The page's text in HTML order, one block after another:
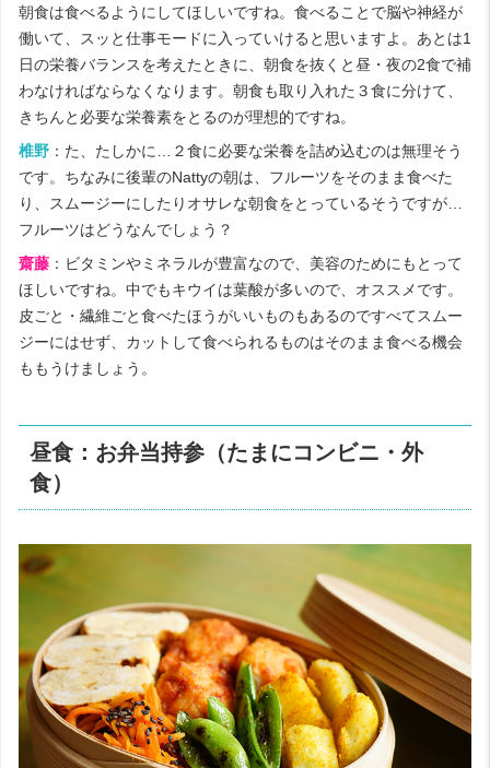
朝食は食べるようにしてほしいですね。食べることで脳や神経が
働いて、スッと仕事モードに入っていけると思いますよ。あとは1
日の栄養バランスを考えたときに、朝食を抜くと昼・夜の2食で補
わなければならなくなります。朝食も取り入れた３食に分けて、
きちんと必要な栄養素をとるのが理想的ですね。
椎野 ：た、たしかに…２食に必要な栄養を詰め込むのは無理そう
です。ちなみに後輩のNattyの朝は、フルーツをそのまま食べた
り、スムージーにしたりオサレな朝食をとっているそうですが…
フルーツはどうなんでしょう？
齋藤 ：ビタミンやミネラルが豊富なので、美容のためにもとって
ほしいですね。中でもキウイは葉酸が多いので、オススメです。
皮ごと・繊維ごと食べたほうがいいものもあるのですべてスムー
ジーにはせず、カットして食べられるものはそのまま食べる機会
ももうけましょう。
昼食：お弁当持参（たまにコンビニ・外
食）